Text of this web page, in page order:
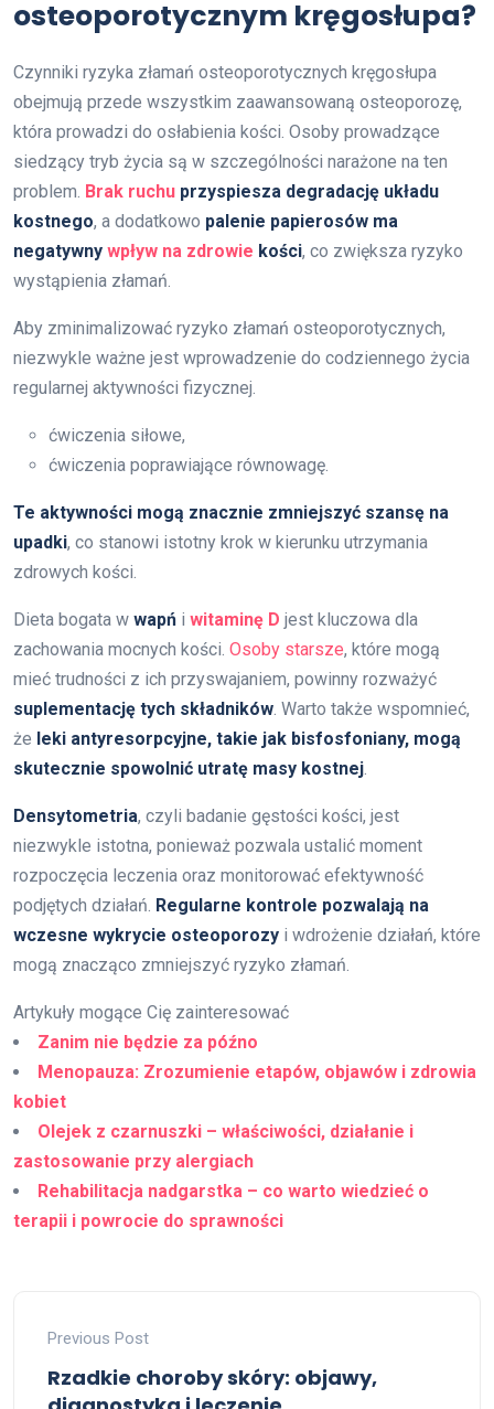
osteoporotycznym kręgosłupa?
Czynniki ryzyka złamań osteoporotycznych kręgosłupa
obejmują przede wszystkim zaawansowaną osteoporozę,
która prowadzi do osłabienia kości. Osoby prowadzące
siedzący tryb życia są w szczególności narażone na ten
problem. Brak ruchu przyspiesza degradację układu
kostnego, a dodatkowo palenie papierosów ma
negatywny wpływ na zdrowie kości, co zwiększa ryzyko
wystąpienia złamań.
Aby zminimalizować ryzyko złamań osteoporotycznych,
niezwykle ważne jest wprowadzenie do codziennego życia
regularnej aktywności fizycznej.
ćwiczenia siłowe,
ćwiczenia poprawiające równowagę.
Te aktywności mogą znacznie zmniejszyć szansę na
upadki, co stanowi istotny krok w kierunku utrzymania
zdrowych kości.
Dieta bogata w wapń i witaminę D jest kluczowa dla
zachowania mocnych kości. Osoby starsze, które mogą
mieć trudności z ich przyswajaniem, powinny rozważyć
suplementację tych składników. Warto także wspomnieć,
że leki antyresorpcyjne, takie jak bisfosfoniany, mogą
skutecznie spowolnić utratę masy kostnej.
Densytometria, czyli badanie gęstości kości, jest
niezwykle istotna, ponieważ pozwala ustalić moment
rozpoczęcia leczenia oraz monitorować efektywność
podjętych działań. Regularne kontrole pozwalają na
wczesne wykrycie osteoporozy i wdrożenie działań, które
mogą znacząco zmniejszyć ryzyko złamań.
Artykuły mogące Cię zainteresować
Zanim nie będzie za późno
Menopauza: Zrozumienie etapów, objawów i zdrowia
kobiet
Olejek z czarnuszki – właściwości, działanie i
zastosowanie przy alergiach
Rehabilitacja nadgarstka – co warto wiedzieć o
terapii i powrocie do sprawności
Previous Post
Rzadkie choroby skóry: objawy,